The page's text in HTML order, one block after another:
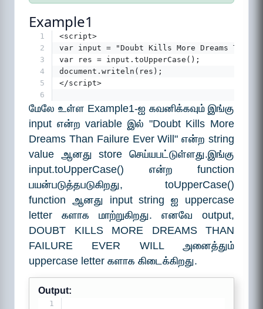
Example1
1
<script>
2
var input = "Doubt Kills More Dreams Than
3
var res = input.toUpperCase();
4
document.writeln(res);
5
</script>
6
மேலே உள்ள Example1-ஐ கவனிக்கவும் இங்கு
input என்ற variable இல் "Doubt Kills More
Dreams Than Failure Ever Will" என்ற string
value ஆனது store செய்யபட்டுள்ளது.இங்கு
input.toUpperCase() என்ற function
பயன்படுத்தபடுகிறது, toUpperCase()
function ஆனது input string ஐ uppercase
letter களாக மாற்றுகிறது. எனவே output,
DOUBT KILLS MORE DREAMS THAN
FAILURE EVER WILL அனைத்தும்
uppercase letter களாக கிடைக்கிறது.
Output:
1